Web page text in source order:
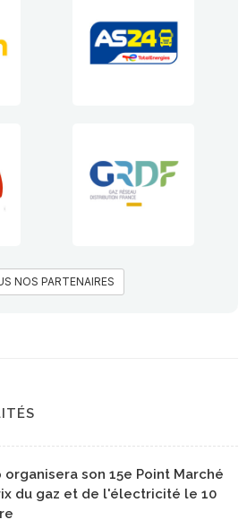
NOS PARTENAIRES
organisera son 15e Point Marché
du gaz et de l'électricité le 10